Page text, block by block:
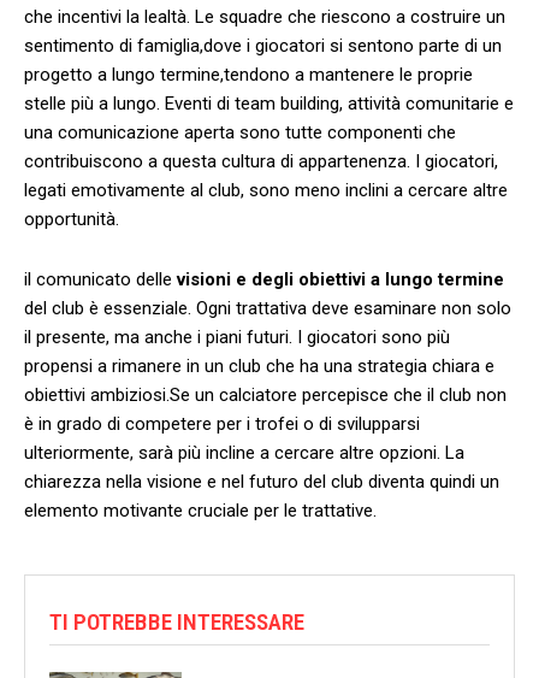
che incentivi la lealtà. Le squadre che riescono a costruire un
sentimento di famiglia,dove i giocatori si sentono parte di un
progetto⁢ a ‌lungo termine,tendono a mantenere le proprie
stelle più a lungo. Eventi di team building, attività comunitarie e
una comunicazione aperta sono tutte componenti che
contribuiscono a ‌questa cultura di appartenenza. I giocatori,
legati emotivamente al club, sono‍ meno inclini a cercare altre
opportunità.
il ‌comunicato dellevisioni e degli obiettivi a lungo termine
del club è essenziale. Ogni trattativa deve esaminare‌ non solo
il presente, ⁣ma anche i piani futuri. I giocatori sono più‌
propensi a rimanere in un ‍club che ha una strategia chiara e
obiettivi ambiziosi.Se un calciatore percepisce ‍che il club non
è in ​grado di competere per i‌ trofei o di svilupparsi
ulteriormente, sarà più incline a cercare altre opzioni. La
chiarezza nella visione e nel futuro del club diventa quindi un
elemento motivante cruciale per le trattative.
TI POTREBBE INTERESSARE